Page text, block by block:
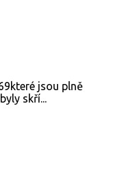
jsou plně
skří...